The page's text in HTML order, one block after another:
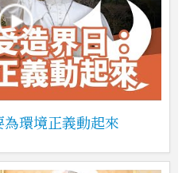
環境正義動起來